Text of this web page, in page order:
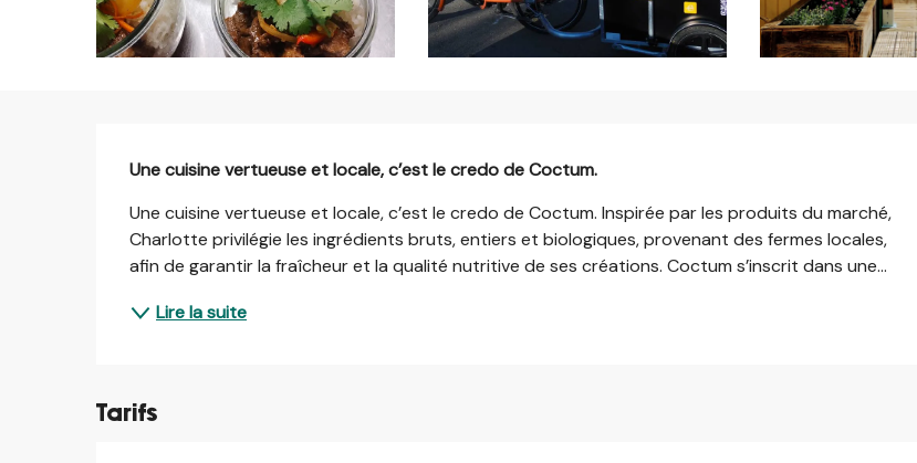
Une cuisine vertueuse et locale, c’est le credo de Coctum.
Une cuisine vertueuse et locale, c’est le credo de Coctum. Inspirée par les produits du marché,
Charlotte privilégie les ingrédients bruts, entiers et biologiques, provenant des fermes locales,
afin de garantir la fraîcheur et la qualité nutritive de ses créations. Coctum s’inscrit dans une...
Lire la suite
Tarifs